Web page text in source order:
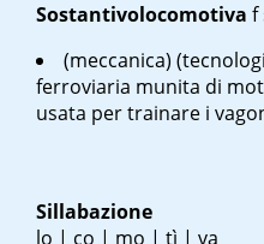
Sostantivolocomotiva f
(meccanica)
ferroviaria munita di
usata per trainare i
Sillabazione
lo | co | mo | tì | va